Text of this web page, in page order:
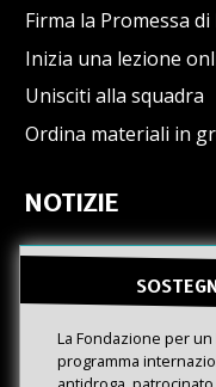
Firma la Promessa
Inizia una lezione
Unisciti alla squadra
Ordina materiali in
NOTIZIE
La Fondazione per
programma